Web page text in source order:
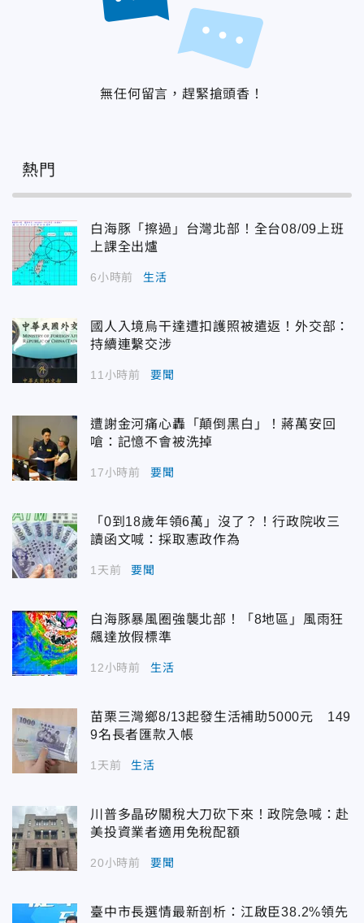
無任何留言，趕緊搶頭香！
熱門
白海豚「擦過」台灣北部！全台08/09上班
上課全出爐
6小時前 生活
國人入境烏干達遭扣護照被遣返！外交部：
持續連繫交涉
11小時前 要聞
遭謝金河痛心轟「顛倒黑白」！蔣萬安回
嗆：記憶不會被洗掉
17小時前 要聞
「0到18歲年領6萬」沒了？！行政院收三
讀函文喊：採取憲政作為
1天前 要聞
白海豚暴風圈強襲北部！「8地區」風雨狂
飆達放假標準
12小時前 生活
苗栗三灣鄉8/13起發生活補助5000元 149
9名長者匯款入帳
1天前 生活
川普多晶矽關稅大刀砍下來！政院急喊：赴
美投資業者適用免稅配額
20小時前 要聞
臺中市長選情最新剖析：江啟臣38.2%領先